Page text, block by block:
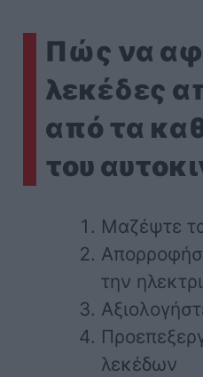
Πώς να
λεκέδες
από τα
του
Μαζέψτε
την
λεκέδων